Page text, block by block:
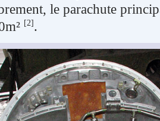
le parachute
[2] .